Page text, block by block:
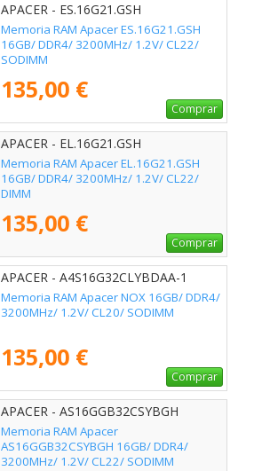
APACER - ES.16G21.GSH
Memoria RAM Apacer ES.16G21.GSH
16GB/ DDR4/ 3200MHz/ 1.2V/ CL22/
SODIMM
135,00 €
Comprar
APACER - EL.16G21.GSH
Memoria RAM Apacer EL.16G21.GSH
16GB/ DDR4/ 3200MHz/ 1.2V/ CL22/
DIMM
135,00 €
Comprar
APACER - A4S16G32CLYBDAA-1
Memoria RAM Apacer NOX 16GB/ DDR4/
3200MHz/ 1.2V/ CL20/ SODIMM
135,00 €
Comprar
APACER - AS16GGB32CSYBGH
Memoria RAM Apacer
AS16GGB32CSYBGH 16GB/ DDR4/
3200MHz/ 1.2V/ CL22/ SODIMM